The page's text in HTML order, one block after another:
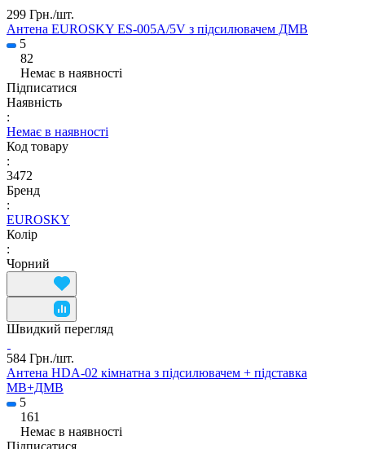
299 Грн./шт.
Антена EUROSKY ES-005A/5V з підсилювачем ДМВ
5
82
Немає в наявності
Підписатися
Наявність
:
Немає в наявності
Код товару
:
3472
Бренд
:
EUROSKY
Колір
:
Чорний
Швидкий перегляд
584 Грн./шт.
Антена HDA-02 кімнатна з підсилювачем + підставка
МВ+ДМВ
5
161
Немає в наявності
Підписатися